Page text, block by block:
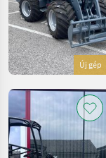
Új gép